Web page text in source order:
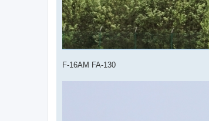
F-16AM FA-130